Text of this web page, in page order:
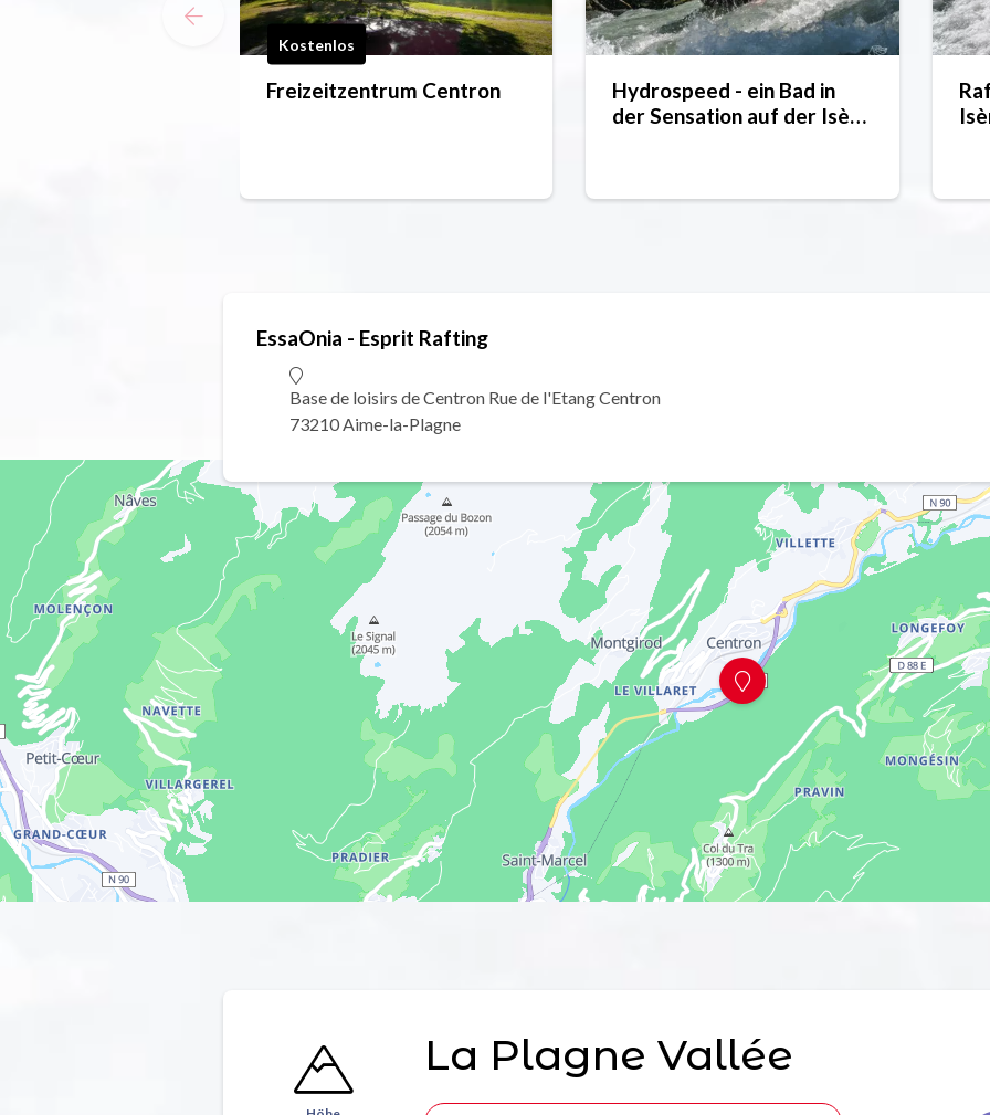
Kostenlos
Freizeitzentrum Centron
Hydrospeed - ein Bad in
der Sensation auf der Isère
EssaOnia - Esprit Rafting
Base de loisirs de Centron Rue de l'Etang Centron
73210 Aime-la-Plagne
La Plagne Vallée